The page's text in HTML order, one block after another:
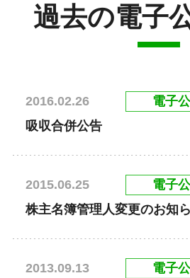
過去の電子
2016.02.26
電子
吸収合併公告
2015.06.25
電子
株主名簿管理人変更のお知
2013.09.13
電子